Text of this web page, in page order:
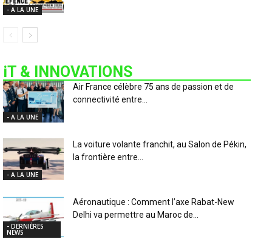
- A LA UNE
iT & INNOVATIONS
- A LA UNE
Air France célèbre 75 ans de passion et de
connectivité entre...
- A LA UNE
La voiture volante franchit, au Salon de Pékin,
la frontière entre...
- DERNIÈRES
NEWS
Aéronautique : Comment l’axe Rabat-New
Delhi va permettre au Maroc de...